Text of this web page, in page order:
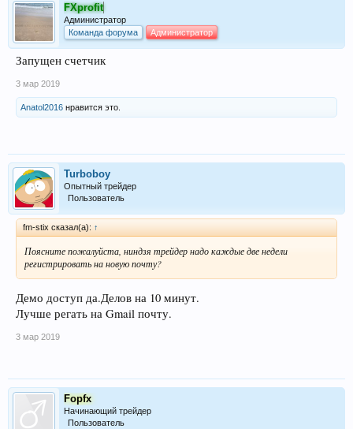
FXprofit
Администратор
Команда форума
Администратор
Запущен счетчик
3 мар 2019
Anatol2016 нравится это.
Turboboy
Опытный трейдер
Пользователь
fm-stix сказал(а): ↑
Поясните пожалуйста, ниндзя трейдер надо каждые две недели
регистрировать на новую почту?
Демо доступ да.Делов на 10 минут.
Лучше регать на Gmail почту.
3 мар 2019
Fopfx
Начинающий трейдер
Пользователь